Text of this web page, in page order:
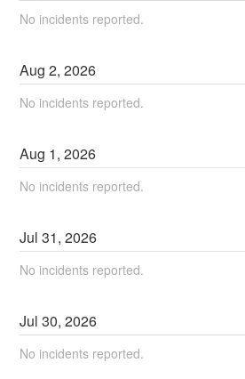
No incidents reported.
Aug2,2026
No incidents reported.
Aug 1,2026
No incidents reported.
Jul31,2026
No incidents reported.
Jul30,2026
No incidents reported.